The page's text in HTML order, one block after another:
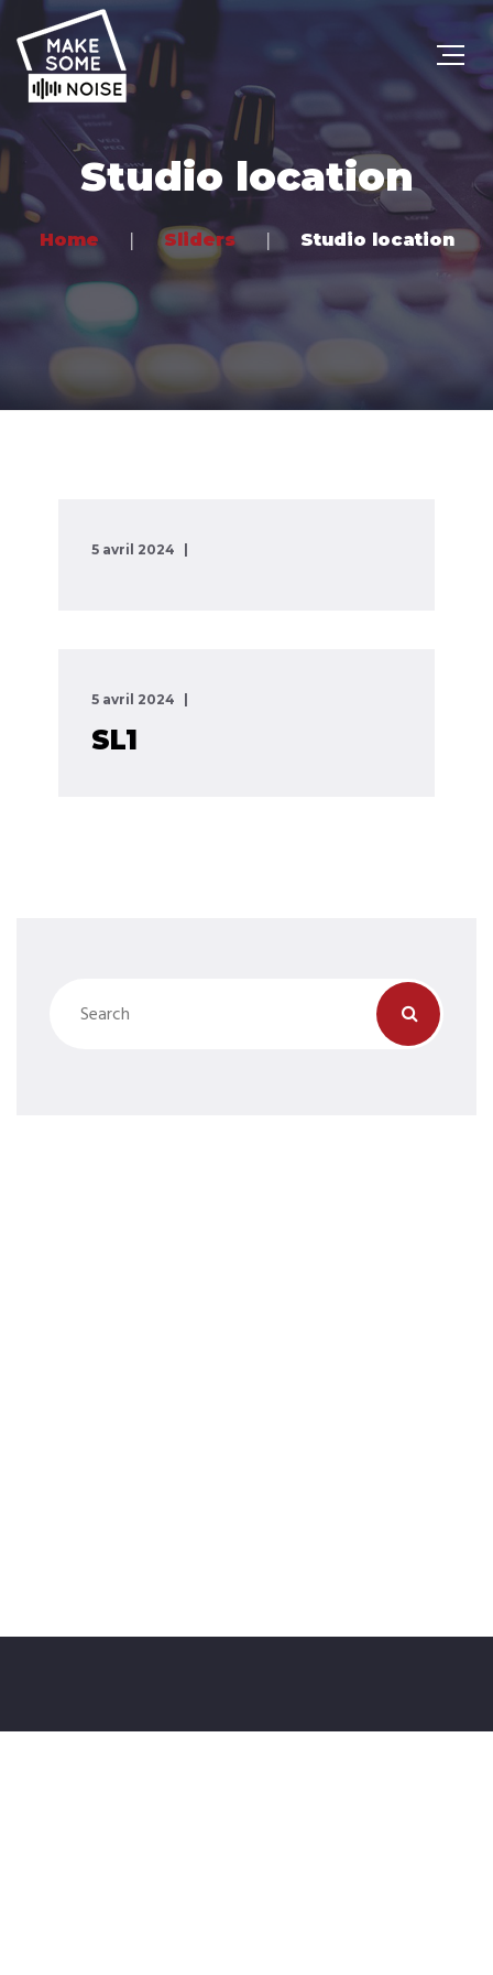
Studio location
Home Sliders Studio location
5 avril 2024
5 avril 2024
SL1